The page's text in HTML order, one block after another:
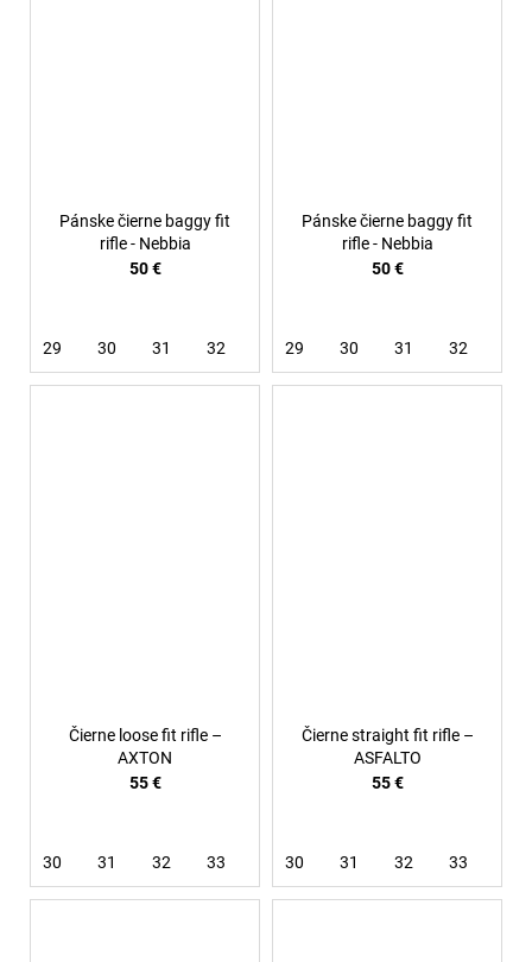
Pánske čierne baggy fit
rifle - Nebbia
50 €
29 30 31 32
Pánske čierne baggy fit
rifle - Nebbia
50 €
29 30 31 32
Čierne loose fit rifle –
AXTON
55 €
30 31 32 33
Čierne straight fit rifle –
ASFALTO
55 €
30 31 32 33